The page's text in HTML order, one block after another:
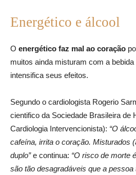
Energético e álcool
O energético faz mal ao coração
muitos ainda misturam com a
intensifica seus efeitos.
Segundo o cardiologista Rogerio
cientifico da Sociedade Brasileira de
Cardiologia Intervencionista): “O
cafeína, irrita o coração. Misturados
duplo”e continua: “O risco de morte
são tão desagradáveis que a